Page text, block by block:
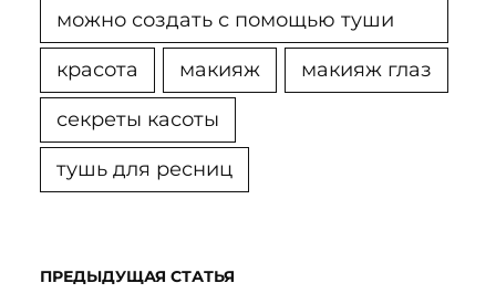
можно создать с помощью туши
красота макияж макияж глаз
секреты касоты
тушь для ресниц
ПРЕДЫДУЩАЯ СТАТЬЯ